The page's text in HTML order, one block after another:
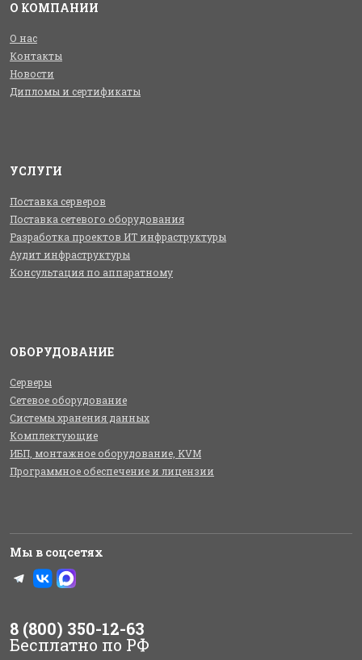
О КОМПАНИИ
О нас
Контакты
Новости
Дипломы и сертификаты
УСЛУГИ
Поставка серверов
Поставка сетевого оборудования
Разработка проектов ИТ инфраструктуры
Аудит инфраструктуры
Консультация по аппаратному
ОБОРУДОВАНИЕ
Серверы
Сетевое оборудование
Системы хранения данных
Комплектующие
ИБП, монтажное оборудование, KVM
Программное обеспечение и лицензии
Мы в соцсетях
8 (800) 350-12-63
Бесплатно по РФ